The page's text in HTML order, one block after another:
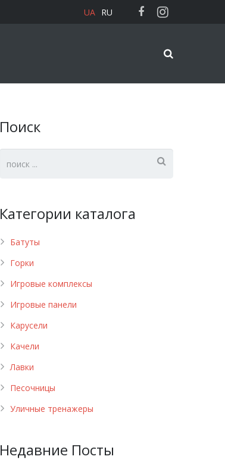
UA RU
Поиск
Категории каталога
Батуты
Горки
Игровые комплексы
Игровые панели
Карусели
Качели
Лавки
Песочницы
Уличные тренажеры
Недавние Посты